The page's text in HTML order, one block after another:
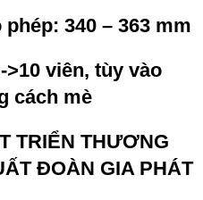
340 – 363 mm
viên, tùy vào
cách mè
TRIỂN THƯƠNG
ĐOÀN GIA PHÁT